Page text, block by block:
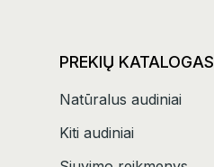
PREKIŲ KATALOGAS
Natūralus audiniai
Kiti audiniai